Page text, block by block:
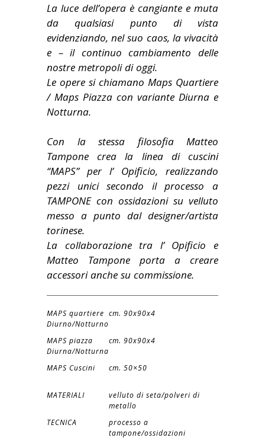
La luce dell’opera è cangiante e muta
da qualsiasi punto di vista
evidenziando, nel suo caos, la vivacità
e – il continuo cambiamento delle
nostre metropoli di oggi.
Le opere si chiamano Maps Quartiere
/ Maps Piazza con variante Diurna e
Notturna.
Con la stessa filosofia Matteo
Tampone crea la linea di cuscini
“MAPS” per l’ Opificio, realizzando
pezzi unici secondo il processo a
TAMPONE con ossidazioni su velluto
messo a punto dal designer/artista
torinese.
La collaborazione tra l’ Opificio e
Matteo Tampone porta a creare
accessori anche su commissione.
MAPS quartiere
Diurno/Notturno
cm. 90x90x4
MAPS piazza
Diurna/Notturna
cm. 90x90x4
MAPS Cuscini cm. 50×50
MATERIALI
velluto di seta/polveri di
metallo
TECNICA
processo a
tampone/ossidazioni